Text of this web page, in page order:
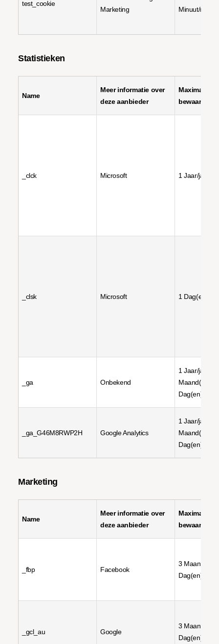
test_cookie
Marketing
Minuut/
Statistieken
Name
Meer informatie over
deze aanbieder
Maximale
_clck Microsoft 1 Jaar/jaren
_clsk Microsoft 1 Dag(en)
_ga Onbekend
1 Jaar/jaren,
Maand(en), 5
Dag(en)
_ga_G46M8RWP2H Google Analytics
1 Jaar/jaren,
Maand(en), 5
Dag(en)
Marketing
Name
Meer informatie over
deze aanbieder
Maximale
_fbp Facebook
3
Dag(en)
_gcl_au Google
3
Dag(en)